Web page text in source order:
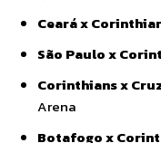
Ceará x
São Paulo x
Corinthians x
Arena
Botafogo x